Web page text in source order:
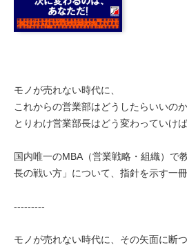
モノが売れない時代に、
これからの営業部はどうしたらいいの
とりわけ営業部長はどう変わっていけ
国内唯一のMBA（営業戦略・組織）で
長の戦い方」について、指針を示す一冊
---------
モノが売れない時代に、その矢面に断